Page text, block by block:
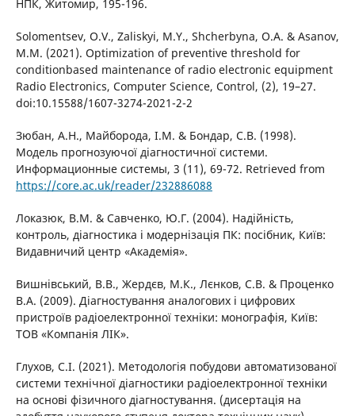
НПК, Житомир, 195-196.
Solomentsev, O.V., Zaliskyi, M.Y., Shcherbyna, O.A. & Asanov,
M.M. (2021). Optimization of preventive threshold for
conditionbased maintenance of radio electronic equipment
Radio Electronics, Computer Science, Control, (2), 19–27.
doi:10.15588/1607-3274-2021-2-2
Зюбан, А.Н., Майборода, І.М. & Бондар, С.В. (1998).
Модель прогнозуючої діагностичної системи.
Информационные системы, 3 (11), 69-72. Retrieved from
https://core.ac.uk/reader/232886088
Локазюк, В.М. & Савченко, Ю.Г. (2004). Надійність,
контроль, діагностика і модернізація ПК: посібник, Київ:
Видавничий центр «Академія».
Вишнівський, В.В., Жердєв, М.К., Лєнков, С.В. & Проценко
В.А. (2009). Діагностування аналогових і цифрових
пристроїв радіоелектронної техніки: монографія, Київ:
ТОВ «Компанія ЛІК».
Глухов, С.І. (2021). Методологія побудови автоматизованої
системи технічної діагностики радіоелектронної техніки
на основі фізичного діагностування. (дисертація на